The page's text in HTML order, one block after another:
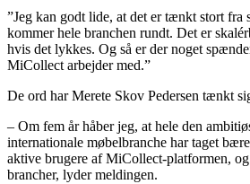
”Jeg kan godt lide, at det er tænkt stort fra
kommer hele branchen rundt. Det er
hvis det lykkes. Og så er der noget
MiCollect arbejder med.”
De ord har Merete Skov Pedersen tænkt
– Om fem år håber jeg, at hele den
internationale møbelbranche har taget
aktive brugere af MiCollect-platformen,
brancher, lyder meldingen.